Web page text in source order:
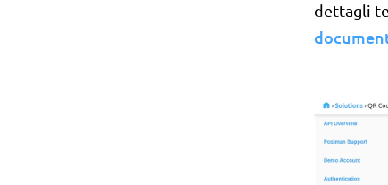
dettagli